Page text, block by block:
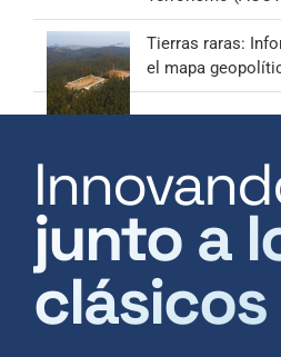
Tierras raras:
el mapa
junto a
clásicos